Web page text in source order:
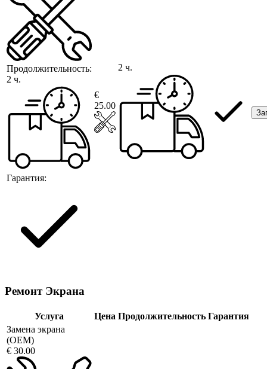
Продолжительность:
2 ч.
Гарантия:
€
25.00
2 ч.
Ремонт Экрана
Услуга Цена Продолжительность Гарантия
Замена экрана
(OEM)
€ 30.00